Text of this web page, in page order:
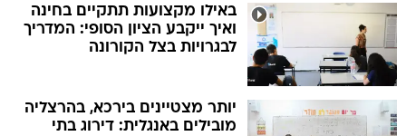
באילו מקצועות תתקיים בחינה
ואיך ייקבע הציון הסופי: המדריך
לבגרויות בצל הקורונה
יותר מצטיינים בירכא, בהרצליה
מובילים באנגלית: דירוג בתי